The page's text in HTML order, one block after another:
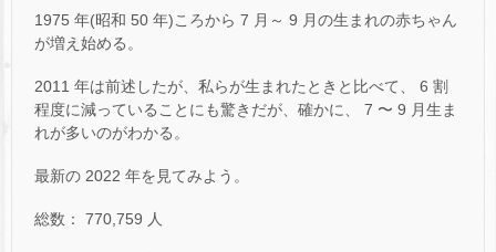
1975 年(昭和 50 年)ころから 7 月～ 9 月の生まれの赤ちゃん
が増え始める。
2011 年は前述したが、私らが生まれたときと比べて、 6 割
程度に減っていることにも驚きだが、確かに、 7 〜 9 月生ま
れが多いのがわかる。
最新の 2022 年を見てみよう。
総数： 770,759 人